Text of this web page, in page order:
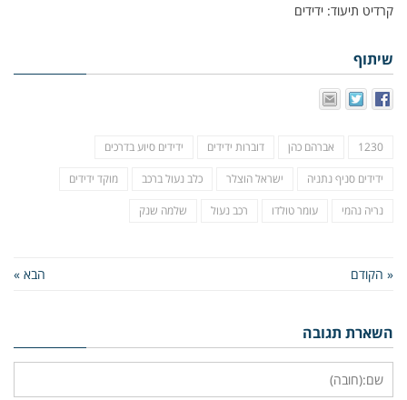
קרדיט תיעוד: ידידים
שיתוף
1230 אברהם כהן דוברות ידידים ידידים סיוע בדרכים
ידידים סניף נתניה ישראל הוצלר כלב נעול ברכב מוקד ידידים
נריה נהמי עומר טולדו רכב נעול שלמה שנק
« הקודם הבא »
השארת תגובה